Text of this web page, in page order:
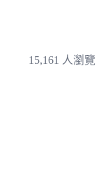
15,161 人瀏覽